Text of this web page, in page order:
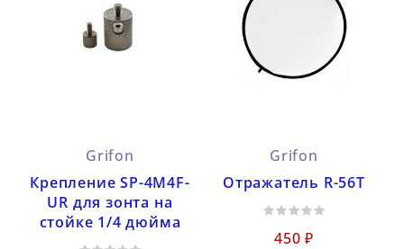
Grifon
Крепление SP-4M4F-
UR для зонта на
стойке 1/4 дюйма
Grifon
Отражатель R-56T
450 ₽